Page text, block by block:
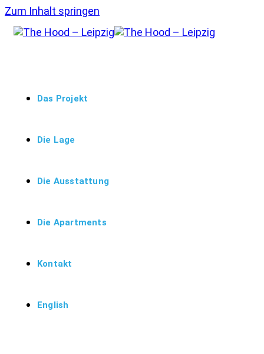
Zum Inhalt springen
Das Projekt
Die Lage
Die Ausstattung
Die Apartments
Kontakt
English